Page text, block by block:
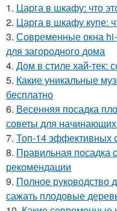
1. Царга в шкафу: что
2. Царга в шкафу купе:
3. Современные окна
для загородного дома
4. Дом в стиле хай-тек:
5. Какие уникальные
бесплатно
6. Весенняя посадка
советы для начинающих
7. Топ-14 эффективных
8. Правильная посадка
рекомендации
9. Полное руководство
сажать плодовые